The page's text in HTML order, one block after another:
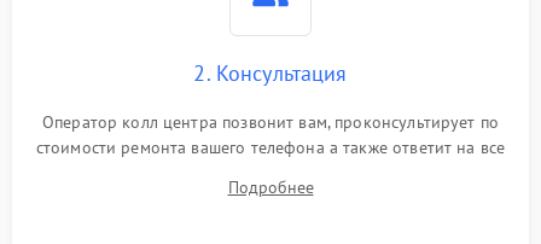
2. Консультация
Оператор колл центра позвонит вам, проконсультирует по
стоимости ремонта вашего телефона а также ответит на все
Подробнее